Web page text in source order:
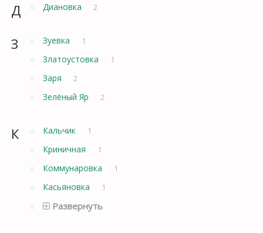
Д Диановка 2
З Зуевка 1
Златоустовка 1
Заря 2
Зелёный Яр 2
К Кальчик 1
Криничная 1
Коммунаровка 1
Касьяновка 1
Развернуть